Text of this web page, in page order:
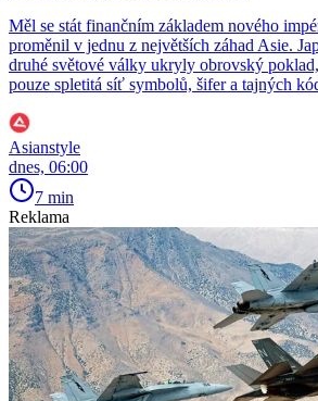
Měl se stát finančním základem nového
proměnil v jednu z největších záhad Asie.
druhé světové války ukryly obrovský
pouze spletitá síť symbolů, šifer a tajných
Asianstyle
dnes, 06:00
7 min
Reklama